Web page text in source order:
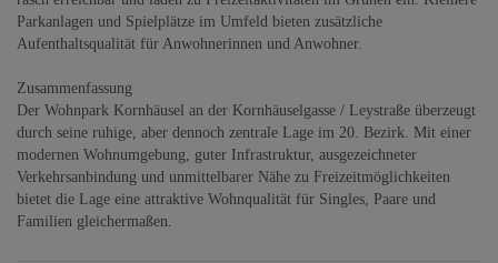
Parkanlagen und Spielplätze im Umfeld bieten zusätzliche
Aufenthaltsqualität für Anwohnerinnen und Anwohner.
Zusammenfassung
Der Wohnpark Kornhäusel an der Kornhäuselgasse / Leystraße überzeugt
durch seine ruhige, aber dennoch zentrale Lage im 20. Bezirk. Mit einer
modernen Wohnumgebung, guter Infrastruktur, ausgezeichneter
Verkehrsanbindung und unmittelbarer Nähe zu Freizeitmöglichkeiten
bietet die Lage eine attraktive Wohnqualität für Singles, Paare und
Familien gleichermaßen.